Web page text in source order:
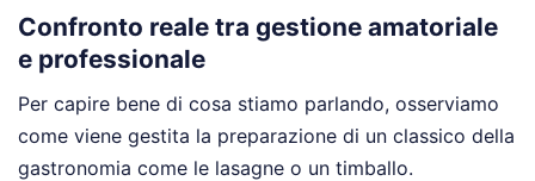
Confronto reale tra gestione amatoriale
e professionale
Per capire bene di cosa stiamo parlando, osserviamo
come viene gestita la preparazione di un classico della
gastronomia come le lasagne o un timballo.